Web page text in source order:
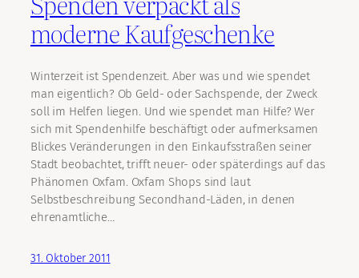
moderne Kaufgeschenke
Winterzeit ist Spendenzeit. Aber was und wie spendet
man eigentlich? Ob Geld- oder Sachspende, der Zweck
soll im Helfen liegen. Und wie spendet man Hilfe? Wer
sich mit Spendenhilfe beschäftigt oder aufmerksamen
Blickes Veränderungen in den Einkaufsstraßen seiner
Stadt beobachtet, trifft neuer- oder späterdings auf das
Phänomen Oxfam. Oxfam Shops sind laut
Selbstbeschreibung Secondhand-Läden, in denen
ehrenamtliche…
31. Oktober 2011